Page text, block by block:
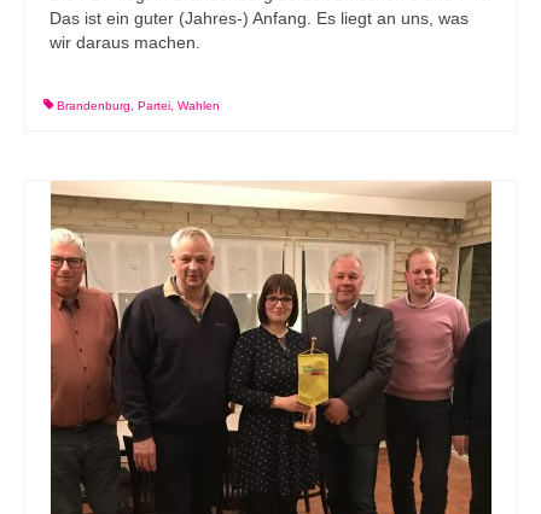
Das ist ein guter (Jahres-) Anfang. Es liegt an uns, was
wir daraus machen.
Brandenburg Partei Wahlen